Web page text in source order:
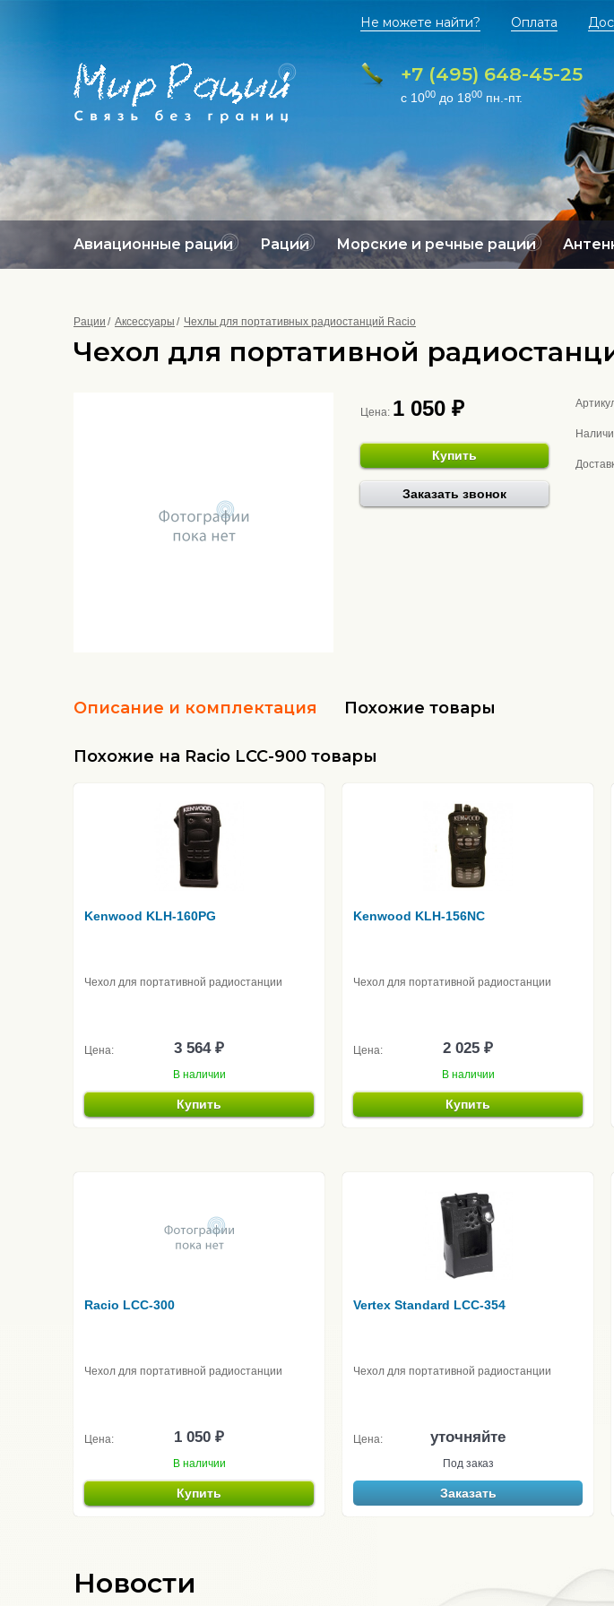
Не можете найти? Оплата
+7 (495) 648-45-25
с 1000 до 1800 пн.-пт.
Авиационные рации Рации Морские и речные рации
Рации Аксессуары Чехлы для портативных радиостанций Racio
Чехол для портативной
Цена: 1 050 ₽
Купить
Заказать звонок
Описание и комплектация Похожие товары
Похожие на Racio LCC-900 товары
Kenwood KLH-160PG
Чехол для портативной радиостанции
Цена: 3 564 ₽
В наличии
Купить
Kenwood KLH-156NC
Чехол для портативной радиостанции
Цена: 2 025 ₽
В наличии
Купить
Racio LCC-300
Чехол для портативной радиостанции
Цена: 1 050 ₽
В наличии
Купить
Vertex Standard LCC-354
Чехол для портативной радиостанции
Цена: уточняйте
Под заказ
Заказать
Новости